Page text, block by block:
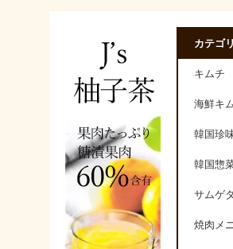
カテゴ
キムチ
海鮮キ
韓国珍
韓国惣
サムゲ
焼肉メ